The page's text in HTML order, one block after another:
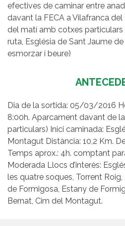
efectives de caminar entre
davant la FECA a Vilafranca
del matí amb cotxes particulars
ruta, Església de Sant Jaume
esmorzar i beure)
Dia de la sortida: 05/03/2016
8:00h. Aparcament davant de
particulars) Inici caminada:
Montagut Distància: 10,2 Km.
Temps aprox.: 4h. comptant
Moderada Llocs d’interès:
les quatre soques, Torrent Roig,
de Formigosa, Estany de
Bernat, Cim del Montagut.